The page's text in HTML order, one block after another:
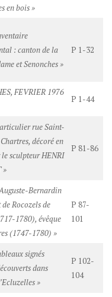
en bois »
: canton de la
et Senonches »
P 1-32
FEVRIER 1976
P 1-44
rue Saint-
décoré en
sculpteur HENRI
»
P 81-86
Bernardin
de Rocozels de
1780), évêque
(1747-1780) »
P 87-
101
signés
dans
»
P 102-
104